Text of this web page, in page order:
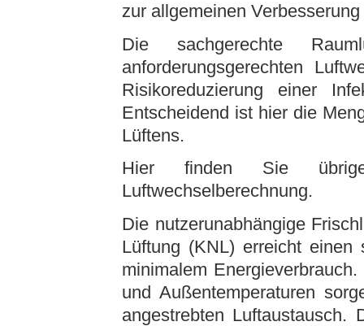
zur allgemeinen
Die sachgerechte
anforderungsgerechten
Risikoreduzierung einer
Entscheidend ist hier die
Lüftens.
Hier finden Sie
Luftwechselberechnung.
Die nutzerunabhängige
Lüftung (KNL) erreicht einen
minimalem
und Außentemperaturen
angestrebten Luftaustausch.